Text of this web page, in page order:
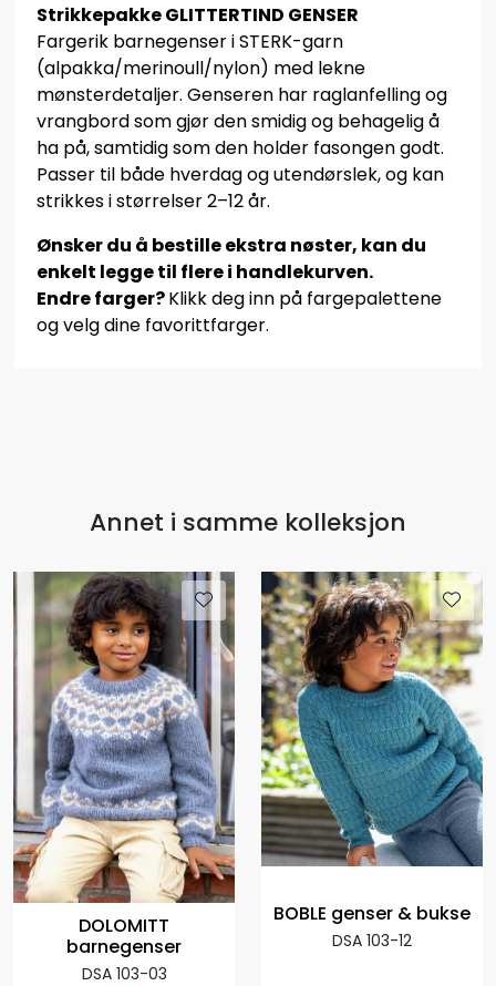
Strikkepakke GLITTERTIND GENSER
Fargerik barnegenser i STERK-garn
(alpakka/merinoull/nylon) med lekne
mønsterdetaljer. Genseren har raglanfelling og
vrangbord som gjør den smidig og behagelig å
ha på, samtidig som den holder fasongen godt.
Passer til både hverdag og utendørslek, og kan
strikkes i størrelser 2–12 år.
Ønsker du å bestille ekstra nøster, kan du
enkelt legge til flere i handlekurven.
Endre farger?Klikk deg inn på fargepalettene
og velg dine favorittfarger.
Annet i samme kolleksjon
DOLOMITT
barnegenser
DSA 103-03
BOBLE genser & bukse
DSA 103-12